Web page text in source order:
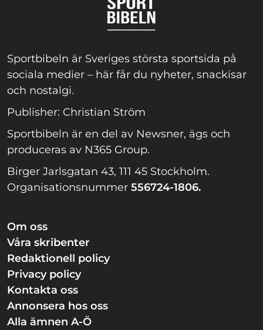
Sportbibeln är Sveriges största sportsida på
sociala medier – här får du nyheter, snackisar
och nostalgi.
Publisher: Christian Ström
Sportbibeln är en del av Newsner, ägs och
produceras av N365 Group.
Birger Jarlsgatan 43, 111 45 Stockholm.
Organisationsnummer 556724-1806.
Om oss
Våra skribenter
Redaktionell policy
Privacy policy
Kontakta oss
Annonsera hos oss
Alla ämnen A-Ö